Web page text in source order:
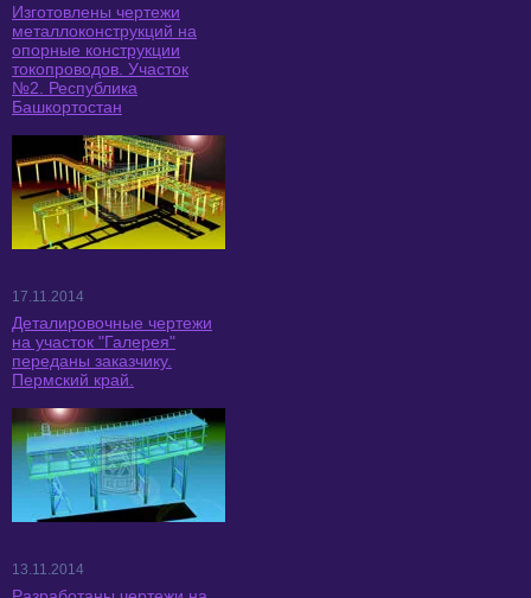
Изготовлены чертежи
металлоконструкций на
опорные конструкции
токопроводов. Участок
№2. Республика
Башкортостан
17.11.2014
Деталировочные чертежи
на участок "Галерея"
переданы заказчику.
Пермский край.
13.11.2014